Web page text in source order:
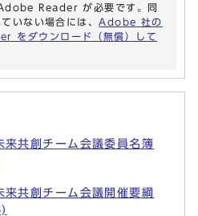
Reader が必要です。同
いない場合には、 Adobe 社の
をダウンロード（無償）して
来共創チーム会議委員名簿
来共創チーム会議開催要綱